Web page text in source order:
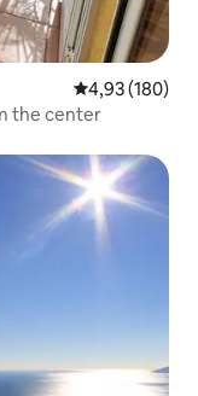
4,93 de uma
4,93 (180)
the center